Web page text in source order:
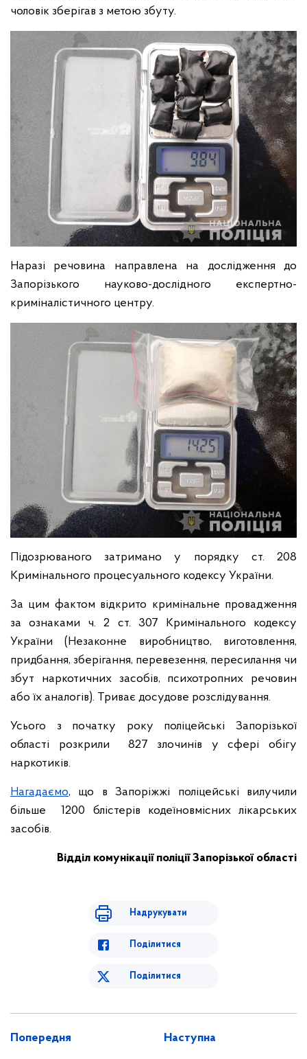
чоловік зберігав з метою збуту.
Наразі речовина направлена на дослідження до
Запорізького науково-дослідного експертно-
криміналістичного центру.
Підозрюваного затримано у порядку ст. 208
Кримінального процесуального кодексу України.
За цим фактом відкрито кримінальне провадження
за ознаками ч. 2 ст. 307 Кримінального кодексу
України (Незаконне виробництво, виготовлення,
придбання, зберігання, перевезення, пересилання чи
збут наркотичних засобів, психотропних речовин
або їх аналогів). Триває досудове розслідування.
Усього з початку року поліцейські Запорізької
області розкрили 827 злочинів у сфері обігу
наркотиків.
Нагадаємо, що в Запоріжжі поліцейські вилучили
більше 1200 блістерів кодеїновмісних лікарських
засобів.
Відділ комунікації поліції Запорізької області
Надрукувати
Поділитися
Поділитися
Попередня Наступна